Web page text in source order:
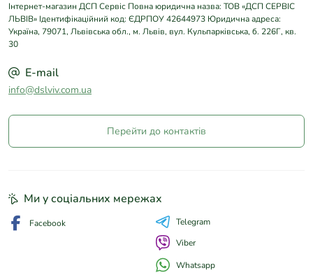
Інтернет-магазин ДСП Сервіс Повна юридична назва: ТОВ «ДСП СЕРВІС
ЛЬВІВ» Ідентифікаційний код: ЄДРПОУ 42644973 Юридична адреса:
Україна, 79071, Львівська обл., м. Львів, вул. Кульпарківська, б. 226Г, кв.
30
E-mail
info@dslviv.com.ua
Перейти до контактів
Ми у соціальних мережах
Facebook
Telegram
Viber
Whatsapp